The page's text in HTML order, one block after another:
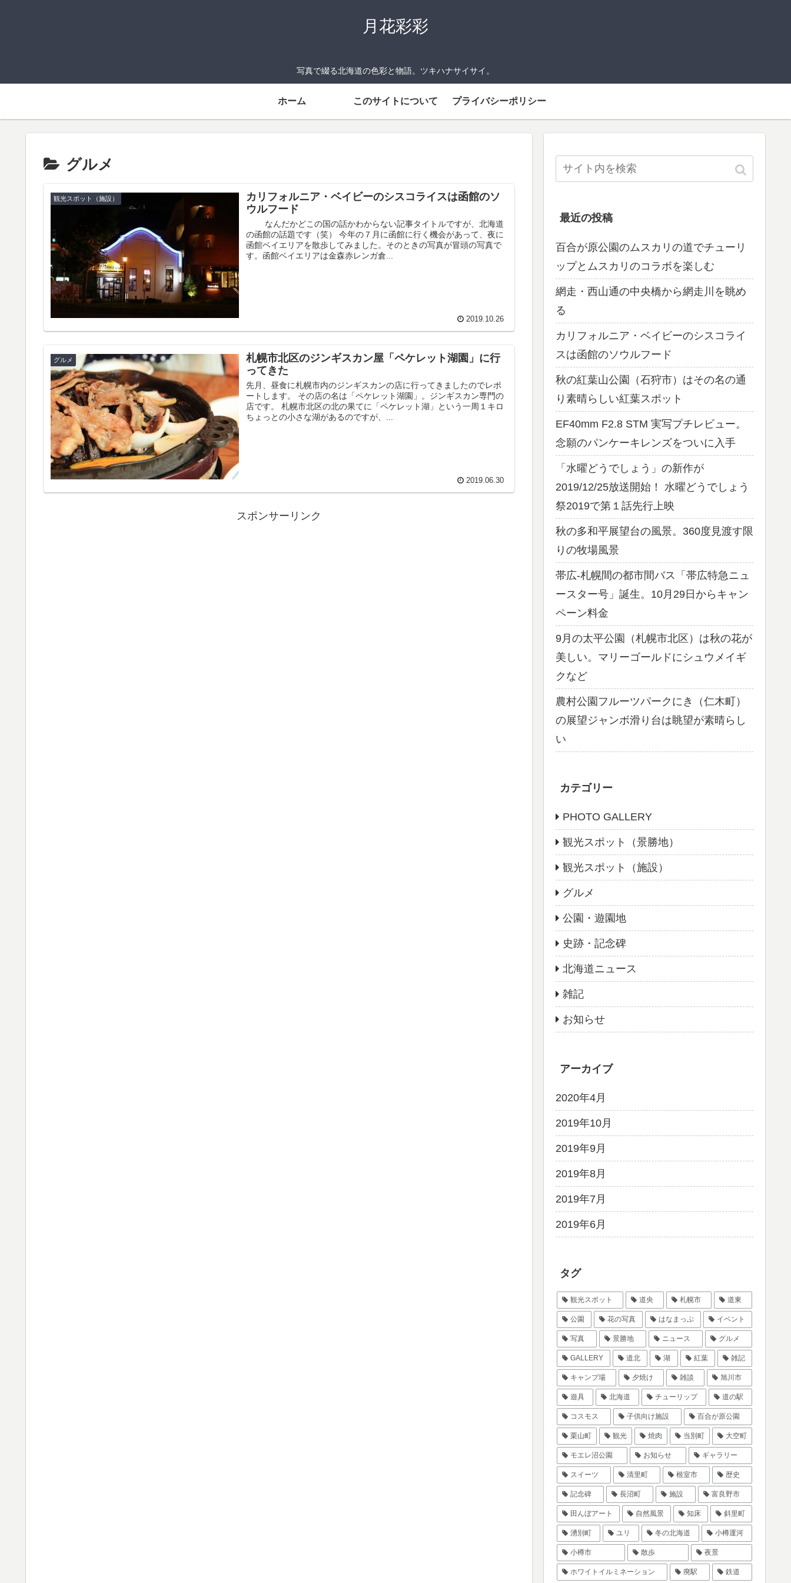
月花彩彩
写真で綴る北海道の色彩と物語。ツキハナサイサイ。
ホーム このサイトについて プライバシーポリシー
グルメ
観光スポット（施設）
カリフォルニア・ベイビーのシスコライスは函館のソ
ウルフード
なんだかどこの国の話かわからない記事タイトルですが、北海道
の函館の話題です（笑） 今年の７月に函館に行く機会があって、夜に
函館ベイエリアを散歩してみました。そのときの写真が冒頭の写真で
す。函館ベイエリアは金森赤レンガ倉...
2019.10.26
グルメ
札幌市北区のジンギスカン屋「ペケレット湖園」に行
ってきた
先月、昼食に札幌市内のジンギスカンの店に行ってきましたのでレポ
ートします。 その店の名は「ペケレット湖園」。ジンギスカン専門の
店です。 札幌市北区の北の果てに「ペケレット湖」という一周１キロ
ちょっとの小さな湖があるのですが、...
2019.06.30
スポンサーリンク
最近の投稿
百合が原公園のムスカリの道でチューリ
ップとムスカリのコラボを楽しむ
網走・西山通の中央橋から網走川を眺め
る
カリフォルニア・ベイビーのシスコライ
スは函館のソウルフード
秋の紅葉山公園（石狩市）はその名の通
り素晴らしい紅葉スポット
EF40mm F2.8 STM 実写プチレビュー。
念願のパンケーキレンズをついに入手
「水曜どうでしょう」の新作が
2019/12/25放送開始！ 水曜どうでしょう
祭2019で第１話先行上映
秋の多和平展望台の風景。360度見渡す限
りの牧場風景
帯広-札幌間の都市間バス「帯広特急ニュ
ースター号」誕生。10月29日からキャン
ペーン料金
9月の太平公園（札幌市北区）は秋の花が
美しい。マリーゴールドにシュウメイギ
クなど
農村公園フルーツパークにき（仁木町）
の展望ジャンボ滑り台は眺望が素晴らし
い
カテゴリー
PHOTO GALLERY
観光スポット（景勝地）
観光スポット（施設）
グルメ
公園・遊園地
史跡・記念碑
北海道ニュース
雑記
お知らせ
アーカイブ
2020年4月
2019年10月
2019年9月
2019年8月
2019年7月
2019年6月
タグ
観光スポット 道央 札幌市 道東
公園 花の写真 はなまっぷ イベント
写真 景勝地 ニュース グルメ
GALLERY 道北 湖 紅葉 雑記
キャンプ場 夕焼け 雑談 旭川市
遊具 北海道 チューリップ 道の駅
コスモス 子供向け施設 百合が原公園
栗山町 観光 焼肉 当別町 大空町
モエレ沼公園 お知らせ ギャラリー
スイーツ 清里町 根室市 歴史
記念碑 長沼町 施設 富良野市
田んぼアート 自然風景 知床 斜里町
湧別町 ユリ 冬の北海道 小樽運河
小樽市 散歩 夜景
ホワイトイルミネーション 廃駅 鉄道